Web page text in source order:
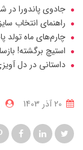
جادوی پاندورا در
راهنمای انتخاب
چارم‌های ماه تولد
استیچ برگشته!
داستانی در دل